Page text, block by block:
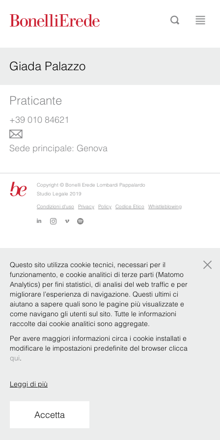
Giada Palazzo
Praticante
+39 010 84621
Sede principale: Genova
Copyright © Bonelli Erede Lombardi Pappalardo
Studio Legale 2019
Condizioni d'uso
Privacy Policy Codice Etico Whistleblowing
Questo sito utilizza cookie tecnici, necessari per il
funzionamento, e cookie analitici di terze parti (Matomo
Analytics) per fini statistici, di analisi del web traffic e per
migliorare l’esperienza di navigazione. Questi ultimi ci
aiutano a sapere quali sono le pagine più visualizzate e
come navigano gli utenti sul sito. Tutte le informazioni
raccolte dai cookie analitici sono aggregate.
Per avere maggiori informazioni circa i cookie installati e
modificare le impostazioni predefinite del browser clicca
qui.
Leggi di più
Accetta
×